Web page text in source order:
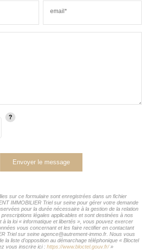
email*
Envoyer le message
sur ce formulaire sont enregistrées dans un fichier
IMMOBILIER Triel sur seine pour gérer votre demande
pour la durée nécessaire à la gestion de la relation
légales applicables et sont destinées à nos
à la loi « informatique et libertés », vous pouvez exercer
vous concernant et les faire rectifier en contactant
Triel sur seine agence@autrement-immo.fr. Nous vous
la liste d'opposition au démarchage téléphonique « Bloctel
vous inscrire ici : https://www.bloctel.gouv.fr/»